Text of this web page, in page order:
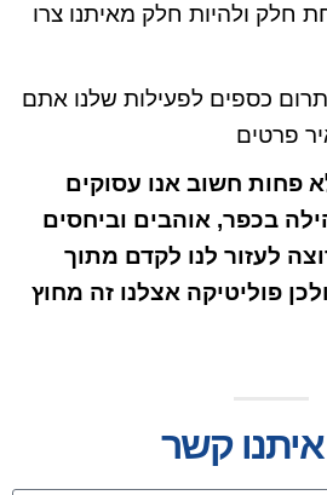
ולהיות חלק מאיתנו צרו
כספים לפעילות שלנו אתם
פרטים
פחות חשוב אנו עסוקים
בכפר, אוהבים וביחסים
לעזור לנו לקדם מתוך
פוליטיקה אצלנו זה מחוץ
איתנו קשר